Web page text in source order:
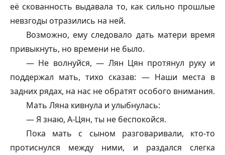
её скованность выдавала то, как сильно прошлые
невзгоды отразились на ней.
Возможно, ему следовало дать матери время
привыкнуть, но времени не было.
— Не волнуйся, — Лян Цян протянул руку и
поддержал мать, тихо сказав: — Наши места в
задних рядах, на нас не обратят особого внимания.
Мать Ляна кивнула и улыбнулась:
— Я знаю, А-Цян, ты не беспокойся.
Пока мать с сыном разговаривали, кто-то
протиснулся между ними, и раздался слегка